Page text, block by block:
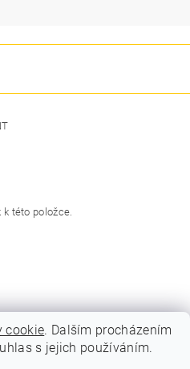
k této položce.
cookie. Dalším procházením
s jejich používáním.